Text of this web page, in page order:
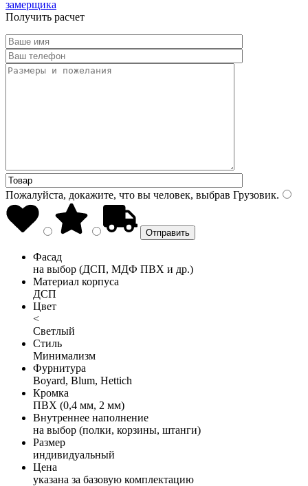
замерщика
Получить расчет
Пожалуйста, докажите, что вы человек, выбрав Грузовик.
Фасад
на выбор (ДСП, МДФ ПВХ и др.)
Материал корпуса
ДСП
Цвет
<
Светлый
Стиль
Минимализм
Фурнитура
Boyard, Blum, Hettich
Кромка
ПВХ (0,4 мм, 2 мм)
Внутреннее наполнение
на выбор (полки, корзины, штанги)
Размер
индивидуальный
Цена
указана за базовую комплектацию